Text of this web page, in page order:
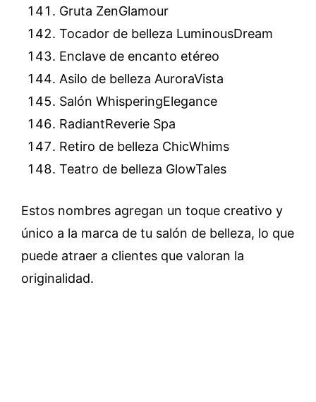
Gruta ZenGlamour
Tocador de belleza LuminousDream
Enclave de encanto etéreo
Asilo de belleza AuroraVista
Salón WhisperingElegance
RadiantReverie Spa
Retiro de belleza ChicWhims
Teatro de belleza GlowTales
Estos nombres agregan un toque creativo y
único a la marca de tu salón de belleza, lo que
puede atraer a clientes que valoran la
originalidad.